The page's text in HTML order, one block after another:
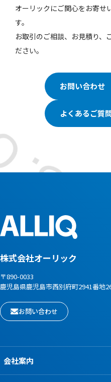
オーリックにご関心をお寄せ
す。
お取引のご相談、お見積り、
ださい。
お問い合わせ
よくあるご質
株式会社オーリック
〒890-0033
鹿児島県鹿児島市西別府町2941番地
お問い合わせ
会社案内